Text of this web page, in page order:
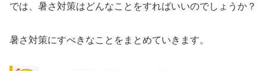
では、暑さ対策はどんなことをすればいいのでしょうか？
暑さ対策にすべきなことをまとめていきます。